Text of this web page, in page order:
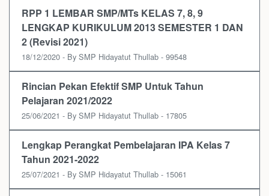
RPP 1 LEMBAR SMP/MTs KELAS 7, 8, 9
LENGKAP KURIKULUM 2013 SEMESTER 1 DAN
2 (Revisi 2021)
18/12/2020 - By SMP Hidayatut Thullab - 99548
Rincian Pekan Efektif SMP Untuk Tahun
Pelajaran 2021/2022
25/06/2021 - By SMP Hidayatut Thullab - 17805
Lengkap Perangkat Pembelajaran IPA Kelas 7
Tahun 2021-2022
25/07/2021 - By SMP Hidayatut Thullab - 15061